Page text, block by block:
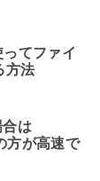
てファイ
方法
は
方が高速で